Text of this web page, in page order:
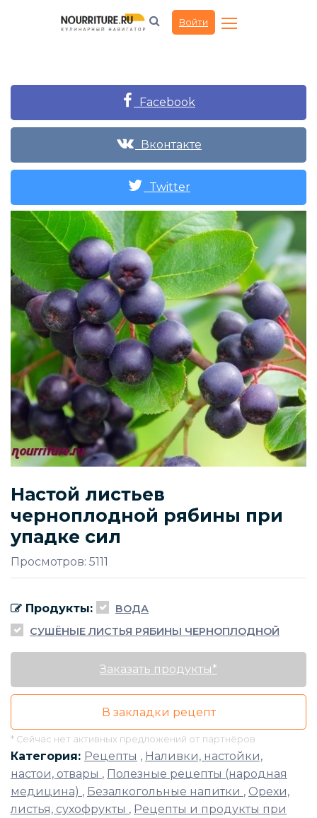
Войти
Facebook
Вконтакте
Twitter
Настой листьев
черноплодной рябины при
упадке сил
Просмотров: 5111
Продукты:
ВОДА
СУШЁНЫЕ ЛИСТЬЯ РЯБИНЫ ЧЕРНОПЛОДНОЙ
Заказать продукты*
В закладки рецепт
* Сейчас нет активных предложений от партнёров
Категория: Рецепты , Наливки, настойки,
настои, отвары , Полезные рецепты (народная
медицина) , Безалкогольные напитки , Орехи,
листья, сухофрукты , Рецепты и продукты при